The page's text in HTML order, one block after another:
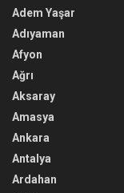
Adem Yaşar
Adıyaman
Afyon
Ağrı
Aksaray
Amasya
Ankara
Antalya
Ardahan